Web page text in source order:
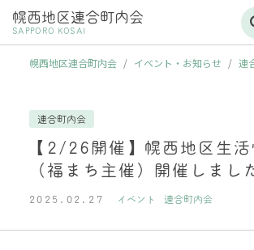
幌西地区連合町内会
SAPPORO KOSAI
幌西地区連合町内会 / イベント・お知らせ / 連
連合町内会
【2/26開催】幌西地区生活
（福まち主催）開催しまし
2025.02.27 イベント 連合町内会